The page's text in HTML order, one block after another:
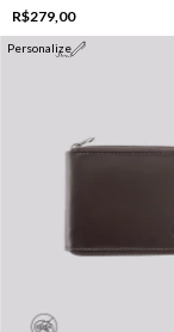
R$279,00
Personalize